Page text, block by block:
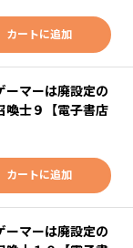
カートに追加
マーは廃設定の
喚士９【電子書店
カートに追加
マーは廃設定の